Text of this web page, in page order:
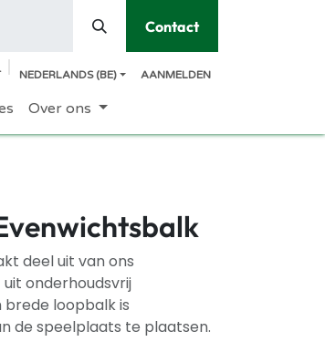
Contact
NEDERLANDS (BE) AANMELDEN
Over ons
deel uit van ons
onderhoudsvrij
loopbalk is
de speelplaats te plaatsen.